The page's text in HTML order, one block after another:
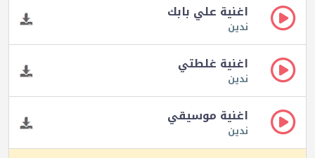
اغنية علي بابك
ندين
اغنية غلطتي
ندين
اغنية موسيقي
ندين